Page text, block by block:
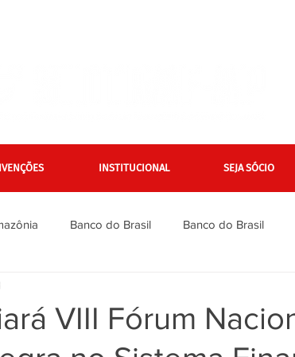
INSTITUCIONAL SEJA SÓCIO
Banco do Brasil Banco do Brasil
Gerais Itaú Itaú Unibanco Jurídico
VIII Fórum